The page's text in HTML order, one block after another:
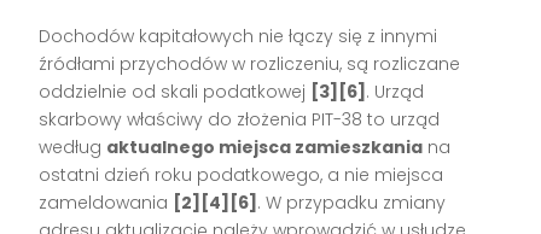
Dochodów kapitałowych nie łączy się z innymi
źródłami przychodów w rozliczeniu, są rozliczane
oddzielnie od skali podatkowej [3][6] . Urząd
skarbowy właściwy do złożenia PIT-38 to urząd
według aktualnego miejsca zamieszkania na
ostatni dzień roku podatkowego, a nie miejsca
zameldowania [2][4][6] . W przypadku zmiany